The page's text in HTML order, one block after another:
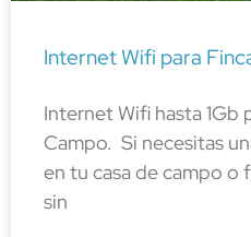
Internet Wifi para
Internet Wifi hasta 1Gb
Campo. Si necesitas
en tu casa de campo o
sin